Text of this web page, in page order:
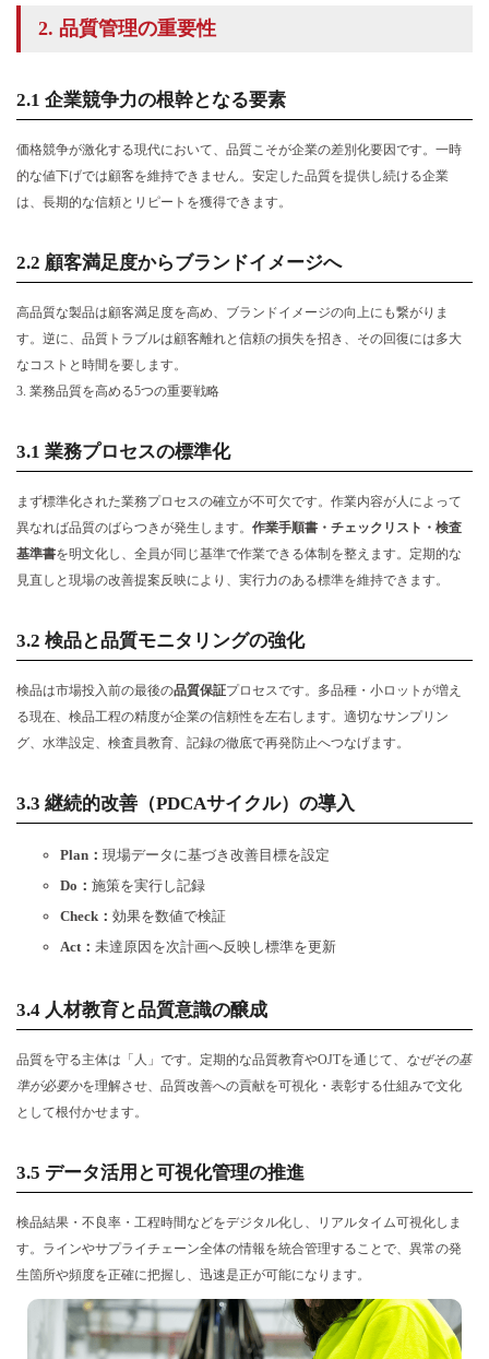
4. ISO認証と品質向上
4.2 ISO補助金の申請ポイントと活用の流れ
5. 品質管理における代表的な課題と解決策
2. 品質管理の重要性
2.1 企業競争力の根幹となる要素
価格競争が激化する現代において、品質こそが企業の差別化要因です。一時
的な値下げでは顧客を維持できません。安定した品質を提供し続ける企業
は、長期的な信頼とリピートを獲得できます。
2.2 顧客満足度からブランドイメージへ
高品質な製品は顧客満足度を高め、ブランドイメージの向上にも繋がりま
す。逆に、品質トラブルは顧客離れと信頼の損失を招き、その回復には多大
なコストと時間を要します。
3. 業務品質を高める5つの重要戦略
3.1 業務プロセスの標準化
まず標準化された業務プロセスの確立が不可欠です。作業内容が人によって
異なれば品質のばらつきが発生します。 作業手順書・チェックリスト・検査
基準書を明文化し、全員が同じ基準で作業できる体制を整えます。定期的な
見直しと現場の改善提案反映により、実行力のある標準を維持できます。
3.2 検品と品質モニタリングの強化
検品は市場投入前の最後の品質保証プロセスです。多品種・小ロットが増え
る現在、検品工程の精度が企業の信頼性を左右します。適切なサンプリン
グ、水準設定、検査員教育、記録の徹底で再発防止へつなげます。
3.3 継続的改善（PDCAサイクル）の導入
Plan： 現場データに基づき改善目標を設定
Do： 施策を実行し記録
Check： 効果を数値で検証
Act： 未達原因を次計画へ反映し標準を更新
3.4 人材教育と品質意識の醸成
品質を守る主体は「人」です。定期的な品質教育やOJTを通じて、 なぜその基
準が必要かを理解させ、品質改善への貢献を可視化・表彰する仕組みで文化
として根付かせます。
3.5 データ活用と可視化管理の推進
検品結果・不良率・工程時間などをデジタル化し、リアルタイム可視化しま
す。ラインやサプライチェーン全体の情報を統合管理することで、異常の発
生箇所や頻度を正確に把握し、迅速是正が可能になります。